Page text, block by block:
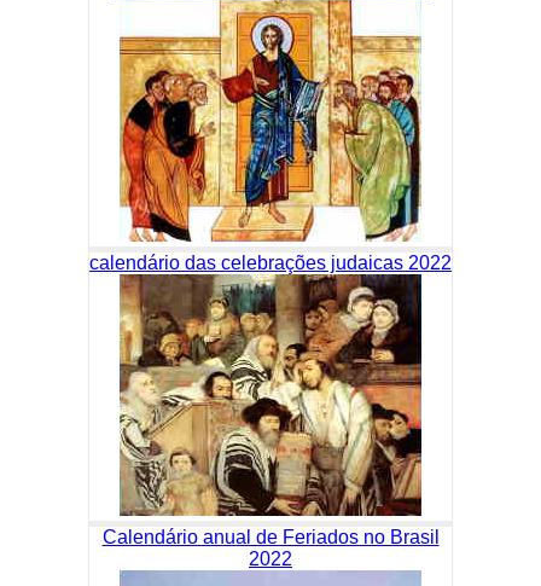
calendário das celebrações judaicas 2022
Calendário anual de Feriados no Brasil
2022